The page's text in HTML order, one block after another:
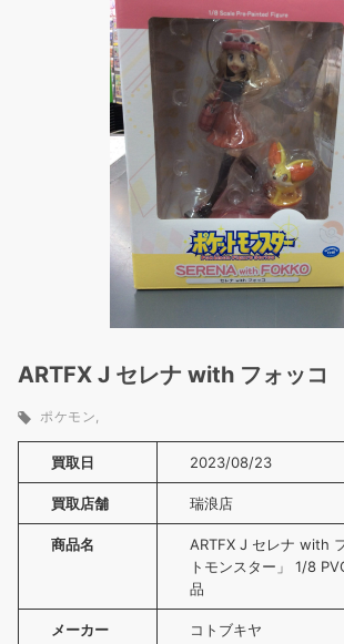
ARTFX J セレナ with フォッコ
ポケモン
買取日 2023/08/23
買取店舗 瑞浪店
商品名
ARTFX J セレナ with
トモンスター」 1/8
品
メーカー コトブキヤ